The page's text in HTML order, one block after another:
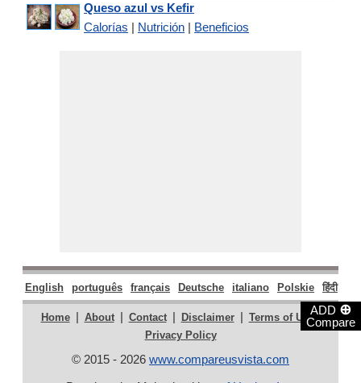
ADD ⊕
Compare
Queso azul vs Kefir
Calorías | Nutrición | Beneficios
English português français Deutsche italiano Polskie हिंदी
Home | About | Contact | Disclaimer | Terms of Use |
Privacy Policy
© 2015 - 2026 www.compareusvista.com